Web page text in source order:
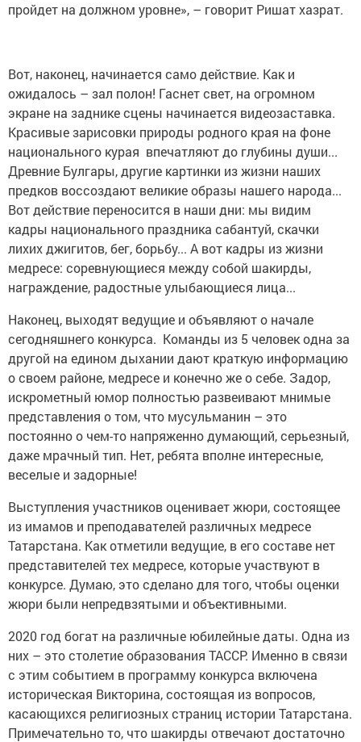
пройдет на должном уровне», – говорит Ришат хазрат.
Вот, наконец, начинается само действие. Как и
ожидалось – зал полон! Гаснет свет, на огромном
экране на заднике сцены начинается видеозаставка.
Красивые зарисовки природы родного края на фоне
национального курая впечатляют до глубины души...
Древние Булгары, другие картинки из жизни наших
предков воссоздают великие образы нашего народа...
Вот действие переносится в наши дни: мы видим
кадры национального праздника сабантуй, скачки
лихих джигитов, бег, борьбу... А вот кадры из жизни
медресе: соревнующиеся между собой шакирды,
награждение, радостные улыбающиеся лица...
Наконец, выходят ведущие и объявляют о начале
сегодняшнего конкурса. Команды из 5 человек одна за
другой на едином дыхании дают краткую информацию
о своем районе, медресе и конечно же о себе. Задор,
искрометный юмор полностью развеивают мнимые
представления о том, что мусульманин – это
постоянно о чем-то напряженно думающий, серьезный,
даже мрачный тип. Нет, ребята вполне интересные,
веселые и задорные!
Выступления участников оценивает жюри, состоящее
из имамов и преподавателей различных медресе
Татарстана. Как отметили ведущие, в его составе нет
представителей тех медресе, которые участвуют в
конкурсе. Думаю, это сделано для того, чтобы оценки
жюри были непредвзятыми и объективными.
2020 год богат на различные юбилейные даты. Одна из
них – это столетие образования ТАССР. Именно в связи
с этим событием в программу конкурса включена
историческая Викторина, состоящая из вопросов,
касающихся религиозных страниц истории Татарстана.
Примечательно то, что шакирды отвечают достаточно